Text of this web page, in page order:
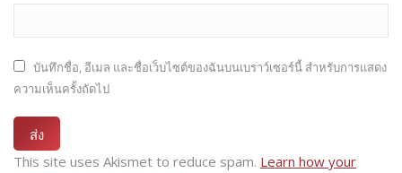
บันทึกชื่อ, อีเมล และชื่อเว็บไซต์ของฉันบนเบราว์เซอร์นี้ สำหรับการแสดง
ความเห็นครั้งถัดไป
This site uses Akismet to reduce spam. Learn how your